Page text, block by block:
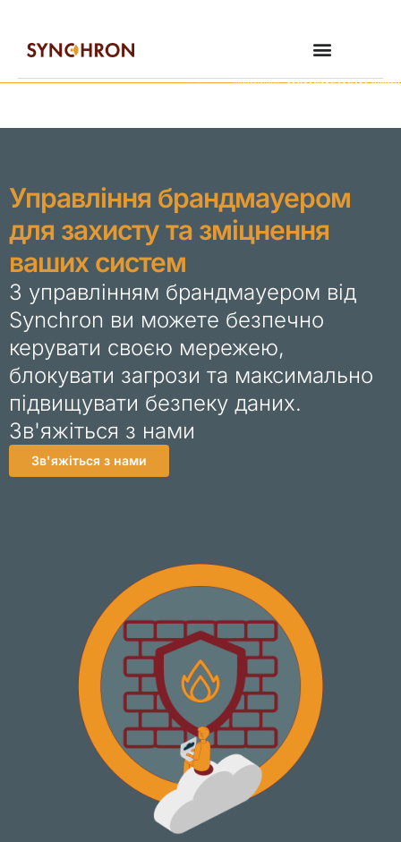
Управління брандмауером
для захисту та зміцнення
ваших систем
З управлінням брандмауером від
Synchron ви можете безпечно
керувати своєю мережею,
блокувати загрози та максимально
підвищувати безпеку даних.
Зв'яжіться з нами
Зв'яжіться з нами